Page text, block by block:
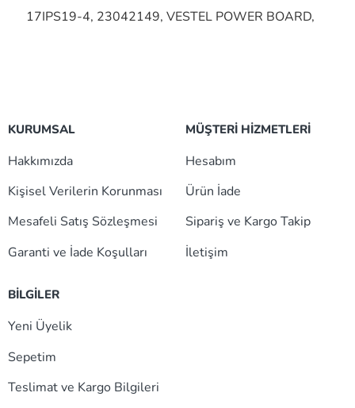
17IPS19-4, 23042149, VESTEL POWER BOARD,
KURUMSAL
Hakkımızda
Kişisel Verilerin Korunması
Mesafeli Satış Sözleşmesi
Garanti ve İade Koşulları
MÜŞTERİ HİZMETLERİ
Hesabım
Ürün İade
Sipariş ve Kargo Takip
İletişim
BİLGİLER
Yeni Üyelik
Sepetim
Teslimat ve Kargo Bilgileri